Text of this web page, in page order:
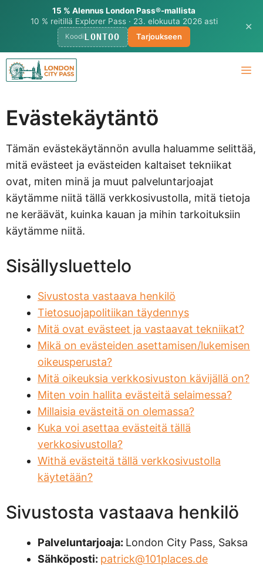
15 % Alennus London Pass®-mallista
10 % reitillä Explorer Pass · 23. elokuuta 2026 asti
KoodiLONTOO Tarjoukseen
✕
Siirry
sisältöön
Evästekäytäntö
Tämän evästekäytännön avulla haluamme selittää,
mitä evästeet ja evästeiden kaltaiset tekniikat
ovat, miten minä ja muut palveluntarjoajat
käytämme niitä tällä verkkosivustolla, mitä tietoja
ne keräävät, kuinka kauan ja mihin tarkoituksiin
käytämme niitä.
Sisällysluettelo
Sivustosta vastaava henkilö
Tietosuojapolitiikan täydennys
Mitä ovat evästeet ja vastaavat tekniikat?
Mikä on evästeiden asettamisen/lukemisen
oikeusperusta?
Mitä oikeuksia verkkosivuston kävijällä on?
Miten voin hallita evästeitä selaimessa?
Millaisia evästeitä on olemassa?
Kuka voi asettaa evästeitä tällä
verkkosivustolla?
Withä evästeitä tällä verkkosivustolla
käytetään?
Sivustosta vastaava henkilö
Palveluntarjoaja: London City Pass, Saksa
Sähköposti: patrick@101places.de